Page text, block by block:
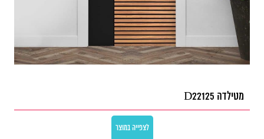
מטילדה D22125
לצפייה במוצר